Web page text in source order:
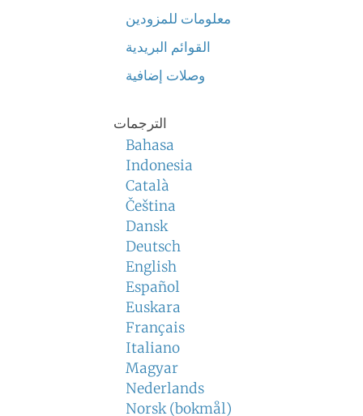
معلومات للمزودين
القوائم البريدية
وصلات إضافية
الترجمات
Bahasa
Indonesia
Català
Čeština
Dansk
Deutsch
English
Español
Euskara
Français
Italiano
Magyar
Nederlands
Norsk (bokmål)